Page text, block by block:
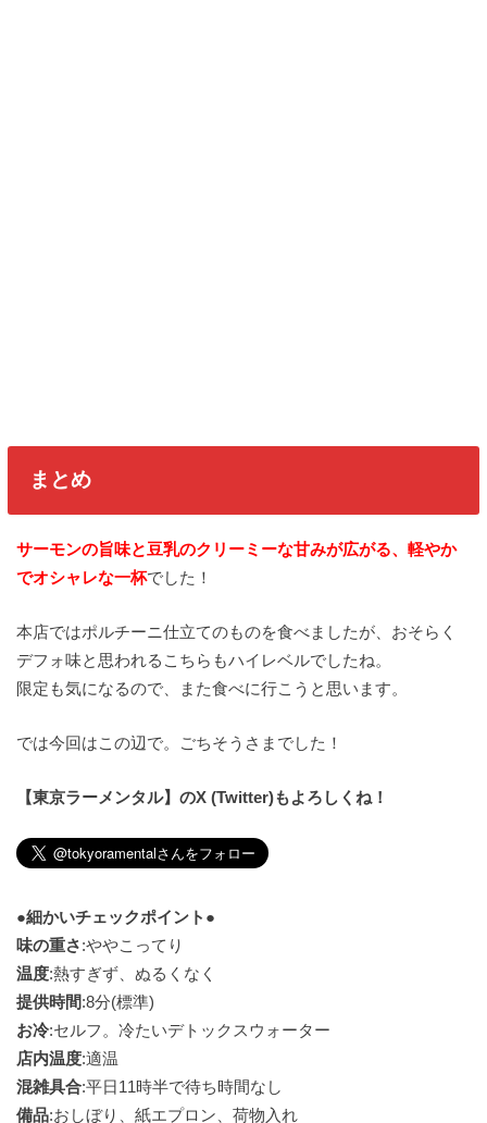
まとめ
サーモンの旨味と豆乳のクリーミーな甘みが広がる、軽やか
でオシャレな一杯でした！
本店ではポルチーニ仕立てのものを食べましたが、おそらく
デフォ味と思われるこちらもハイレベルでしたね。
限定も気になるので、また食べに行こうと思います。
では今回はこの辺で。ごちそうさまでした！
【東京ラーメンタル】のX (Twitter)もよろしくね！
●細かいチェックポイント●
味の重さ:ややこってり
温度:熱すぎず、ぬるくなく
提供時間:8分(標準)
お冷:セルフ。冷たいデトックスウォーター
店内温度:適温
混雑具合:平日11時半で待ち時間なし
備品:おしぼり、紙エプロン、荷物入れ